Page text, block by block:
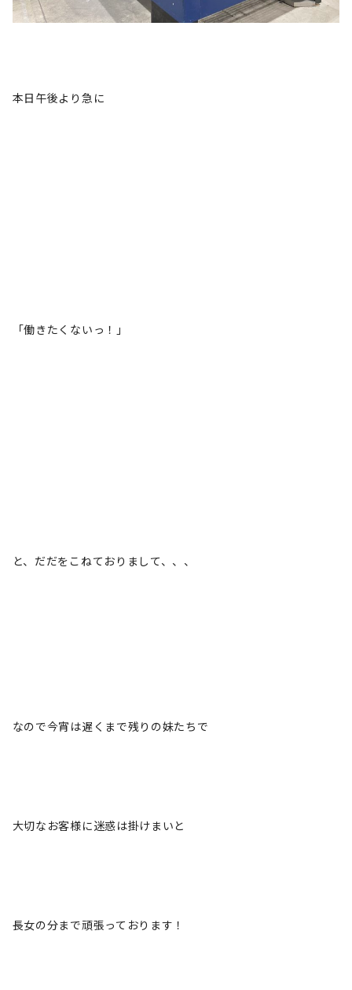
本日午後より急に
「働きたくないっ！」
と、だだをこねておりまして、、、
なので今宵は遅くまで残りの妹たちで
大切なお客様に迷惑は掛けまいと
長女の分まで頑張っております！